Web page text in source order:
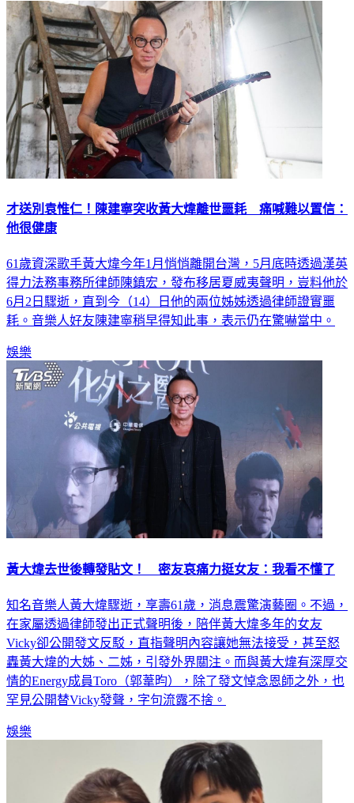
才送別袁惟仁！陳建寧突收黃大煒離世噩耗 痛喊難以置信：
他很健康
61歲資深歌手黃大煒今年1月悄悄離開台灣，5月底時透過漢英
得力法務事務所律師陳鎮宏，發布移居夏威夷聲明，豈料他於
6月2日驟逝，直到今（14）日他的兩位姊姊透過律師證實噩
耗。音樂人好友陳建寧稍早得知此事，表示仍在驚嚇當中。
娛樂
黃大煒去世後轉發貼文！ 密友哀痛力挺女友：我看不懂了
知名音樂人黃大煒驟逝，享壽61歲，消息震驚演藝圈。不過，
在家屬透過律師發出正式聲明後，陪伴黃大煒多年的女友
Vicky卻公開發文反駁，直指聲明內容讓她無法接受，甚至怒
轟黃大煒的大姊、二姊，引發外界關注。而與黃大煒有深厚交
情的Energy成員Toro（郭葦昀），除了發文悼念恩師之外，也
罕見公開替Vicky發聲，字句流露不捨。
娛樂